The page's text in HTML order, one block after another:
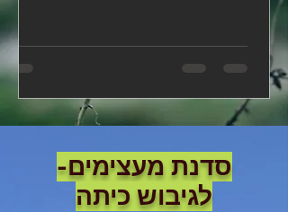
סדנת מעצימים-
לגיבוש כיתה